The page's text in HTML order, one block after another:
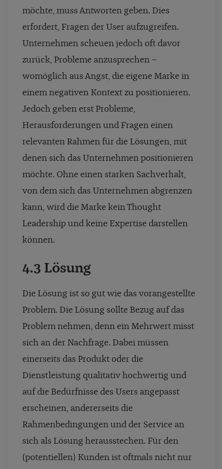
möchte, muss Antworten geben. Dies
erfordert, Fragen der User aufzugreifen.
Unternehmen scheuen jedoch oft davor
zurück, Probleme anzusprechen –
womöglich aus Angst, die eigene Marke in
einem negativen Kontext zu positionieren.
Jedoch geben erst Probleme,
Herausforderungen und Fragen einen
relevanten Rahmen für die Lösungen, mit
denen sich das Unternehmen positionieren
möchte. Ohne einen starken Sachverhalt,
von dem sich das Unternehmen abgrenzen
kann, wird die Marke kein Thought
Leadership und keine Expertise darstellen
können.
4.3 Lösung
Die Lösung ist so gut wie das vorangestellte
Problem. Die Lösung sollte Bezug auf das
Problem nehmen, denn ein Mehrwert misst
sich an der Nachfrage. Dabei müssen
einerseits das Produkt oder die
Dienstleistung qualitativ hochwertig und
auf die Bedürfnisse des Users angepasst
erscheinen, andererseits die
Rahmenbedingungen und der Service an
sich als Lösung herausstechen. Für den
(potentiellen) Kunden ist oftmals nicht nur